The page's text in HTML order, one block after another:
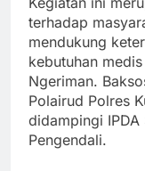
terhadap
mendukung
kebutuhan
Ngeriman.
Polairud Polres
didampingi IPDA
Pengendali.